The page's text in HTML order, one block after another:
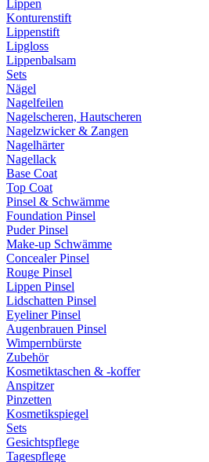
Lippen
Konturenstift
Lippenstift
Lipgloss
Lippenbalsam
Sets
Nägel
Nagelfeilen
Nagelscheren, Hautscheren
Nagelzwicker & Zangen
Nagelhärter
Nagellack
Base Coat
Top Coat
Pinsel & Schwämme
Foundation Pinsel
Puder Pinsel
Make-up Schwämme
Concealer Pinsel
Rouge Pinsel
Lippen Pinsel
Lidschatten Pinsel
Eyeliner Pinsel
Augenbrauen Pinsel
Wimpernbürste
Zubehör
Kosmetiktaschen & -koffer
Anspitzer
Pinzetten
Kosmetikspiegel
Sets
Gesichtspflege
Tagespflege